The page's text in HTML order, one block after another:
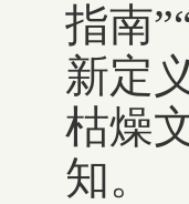
指南
新定
枯燥
知。